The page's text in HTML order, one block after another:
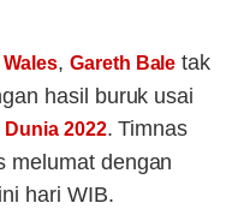
, Gareth Bale tak
hasil buruk usai
Dunia 2022. Timnas
melumat dengan
hari WIB.